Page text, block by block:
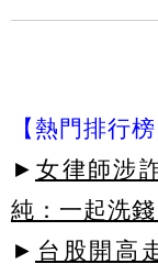
【熱門排行榜
► 女律師涉
純：一起洗錢
► 台股開高